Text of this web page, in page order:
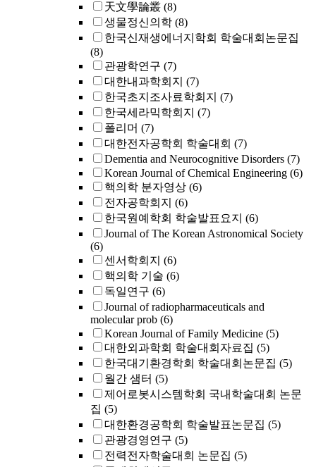
天文學論叢 (8)
생물정신의학 (8)
한국신재생에너지학회 학술대회논문집
(8)
관광학연구 (7)
대한내과학회지 (7)
한국초지조사료학회지 (7)
한국세라믹학회지 (7)
폴리머 (7)
대한전자공학회 학술대회 (7)
Dementia and Neurocognitive Disorders (7)
Korean Journal of Chemical Engineering (6)
핵의학 분자영상 (6)
전자공학회지 (6)
한국원예학회 학술발표요지 (6)
Journal of The Korean Astronomical Society
(6)
센서학회지 (6)
핵의학 기술 (6)
독일연구 (6)
Journal of radiopharmaceuticals and
molecular prob (6)
Korean Journal of Family Medicine (5)
대한외과학회 학술대회자료집 (5)
한국대기환경학회 학술대회논문집 (5)
월간 샘터 (5)
제어로봇시스템학회 국내학술대회 논문
집 (5)
대한환경공학회 학술발표논문집 (5)
관광경영연구 (5)
전력전자학술대회 논문집 (5)